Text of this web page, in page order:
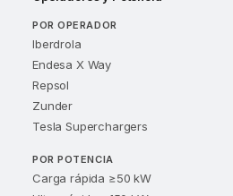
POR OPERADOR
Iberdrola
Endesa X Way
Repsol
Zunder
Tesla Superchargers
POR POTENCIA
Carga rápida ≥50 kW